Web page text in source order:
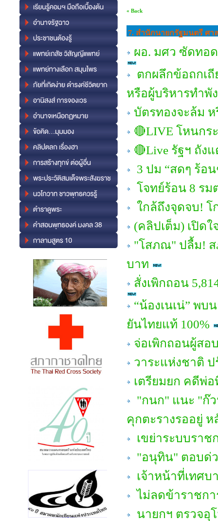
« Back
7. สำนักนายกรัฐมนตรี ศา
ผอ. มศว ซัดทอ
ตกผลึกข้อถกเถี
หรือผู้บริหารทำพั
บัตรทองจะล้ม
🔴LIVE โหนกร
🔴Live รัฐฯ ถัง
3 ปม “สดๆ ร้อ
โจทย์ร้อน 8 รม
ใกล้ถึงจุดจบ! โ
(คลิปเต็ม) เปิด
"โสภณ" ปลื้ม! ส
บาท
สั่งเพิกถอน
“น้องเนเน่” พบ
ยันไทยแท้ 100%
จ่อเพิกถอนผู้สอ
วาระแห่งชาติ
เตรียมยก คดีพ่
"กนก" แนะ "ก๊
คุกตะรางรออยู่
เขย่าระบบราช
"อนุทิน" ตอบด่
เจ้าหน้าที่เทศ
ไม่ลดข้าราชก
นายกฯ ตรวจอุ